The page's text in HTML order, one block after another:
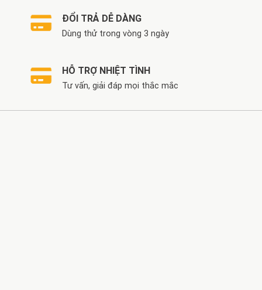
ĐỔI TRẢ DỄ DÀNG
Dùng thử trong vòng 3 ngày
HỖ TRỢ NHIỆT TÌNH
Tư vấn, giải đáp mọi thắc mắc